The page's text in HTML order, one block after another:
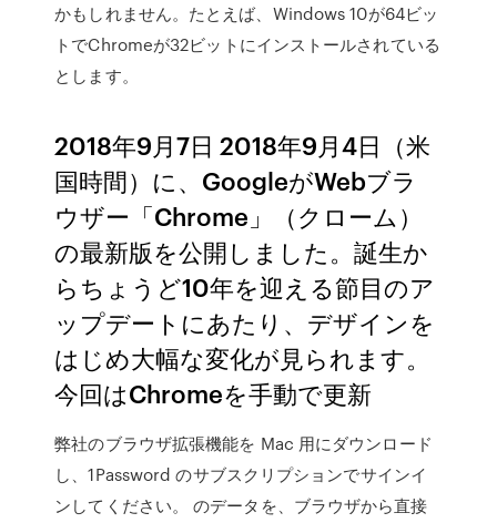
かもしれません。たとえば、Windows 10が64ビッ
トでChromeが32ビットにインストールされている
とします。
2018年9月7日 2018年9月4日（米
国時間）に、GoogleがWebブラ
ウザー「Chrome」（クローム）
の最新版を公開しました。誕生か
らちょうど10年を迎える節目のア
ップデートにあたり、デザインを
はじめ大幅な変化が見られます。
今回はChromeを手動で更新
弊社のブラウザ拡張機能を Mac 用にダウンロード
し、1Password のサブスクリプションでサインイ
ンしてください。 のデータを、ブラウザから直接